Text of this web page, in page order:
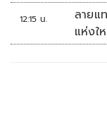
12:15 น.
ลายแ
แห่งใ